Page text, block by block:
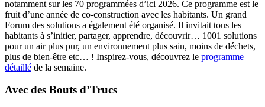
notamment sur les 70 programmées d’ici 2026. Ce programme est le
fruit d’une année de co-construction avec les habitants. Un grand
Forum des solutions a également été organisé. Il invitait tous les
habitants à s’initier, partager, apprendre, découvrir… 1001 solutions
pour un air plus pur, un environnement plus sain, moins de déchets,
plus de bien-être etc… ! Inspirez-vous, découvrez le programme
détaillé de la semaine.
Avec des Bouts d’Trucs